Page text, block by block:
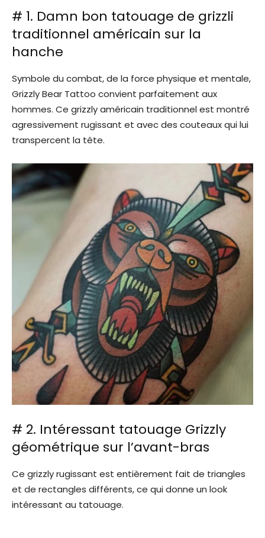
# 1. Damn bon tatouage de grizzli
traditionnel américain sur la
hanche
Symbole du combat, de la force physique et mentale,
Grizzly Bear Tattoo convient parfaitement aux
hommes. Ce grizzly américain traditionnel est montré
agressivement rugissant et avec des couteaux qui lui
transpercent la tête.
# 2. Intéressant tatouage Grizzly
géométrique sur l’avant-bras
Ce grizzly rugissant est entièrement fait de triangles
et de rectangles différents, ce qui donne un look
intéressant au tatouage.